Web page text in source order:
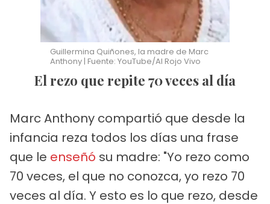
Guillermina Quiñones, la madre de Marc
Anthony | Fuente: YouTube/Al Rojo Vivo
El rezo que repite 70 veces al día
Marc Anthony compartió que desde la
infancia reza todos los días una frase
que le enseñó su madre: "Yo rezo como
70 veces, el que no conozca, yo rezo 70
veces al día. Y esto es lo que rezo, desde